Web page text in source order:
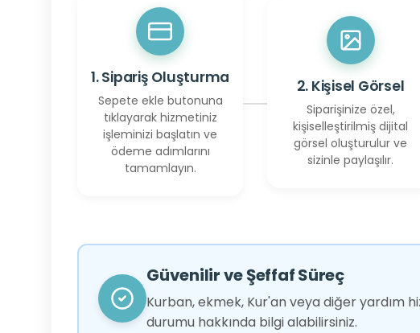
1. Sipariş Oluşturma
Sepete ekle butonuna
tıklayarak hizmetiniz
işleminizi başlatın ve
ödeme adımlarını
tamamlayın.
2. Kişisel Görsel
Siparişinize özel,
kişiselleştirilmiş dijital
görsel oluşturulur ve
sizinle paylaşılır.
Güvenilir ve Şeffaf Süreç
Kurban, ekmek, Kur'an veya diğer yardım
durumu hakkında bilgi alabilirsiniz.